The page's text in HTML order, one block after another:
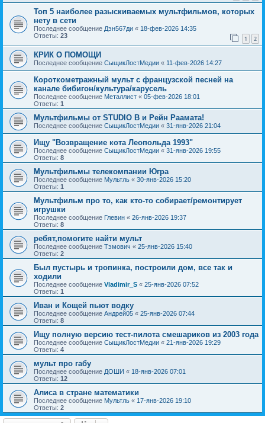
Топ 5 наиболее разыскиваемых мультфильмов, которых
нету в сети
Последнее сообщение Дэн567ди « 18-фев-2026 14:35
Ответы: 23 1 2
КРИК О ПОМОЩИ
Последнее сообщение СыщикЛостМедии « 11-фев-2026 14:27
Короткометражный мульт с французской песней на
канале бибигон/культура/карусель
Последнее сообщение Металлист « 05-фев-2026 18:01
Ответы: 1
Мультфильмы от STUDIO B и Рейн Раамата!
Последнее сообщение СыщикЛостМедии « 31-янв-2026 21:04
Ищу "Возвращение кота Леопольда 1993"
Последнее сообщение СыщикЛостМедии « 31-янв-2026 19:55
Ответы: 8
Мультфильмы телекомпании Югра
Последнее сообщение Мультль « 30-янв-2026 15:20
Ответы: 1
Мультфильм про то, как кто-то собирает/ремонтирует
игрушки
Последнее сообщение Глевин « 26-янв-2026 19:37
Ответы: 8
ребят,помогите найти мульт
Последнее сообщение Тэмович « 25-янв-2026 15:40
Ответы: 2
Был пустырь и тропинка, построили дом, все так и
ходили
Последнее сообщение Vladimir_S « 25-янв-2026 07:52
Ответы: 1
Иван и Кощей пьют водку
Последнее сообщение Андрей05 « 25-янв-2026 07:44
Ответы: 8
Ищу полную версию тест-пилота смешариков из 2003 года
Последнее сообщение СыщикЛостМедии « 21-янв-2026 19:29
Ответы: 4
мульт про габу
Последнее сообщение ДОШИ « 18-янв-2026 07:01
Ответы: 12
Алиса в стране математики
Последнее сообщение Мультль « 17-янв-2026 19:10
Ответы: 2